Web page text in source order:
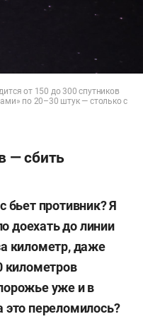
от 150 до 300 спутников
по 20–30 штук — столько с
— сбить
бьет противник? Я
доехать до линии
километр, даже
километров
уже и в
переломилось?